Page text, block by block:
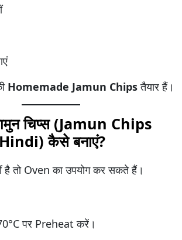
Homemade Jamun Chipsतैयार हैं।
चिप्स (Jamun Chips
कैसे बनाएं?
है तो Oven का उपयोग कर सकते हैं।
पर Preheat करें।